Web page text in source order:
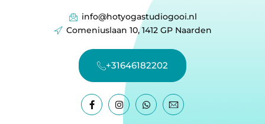
info@hotyogastudiogooi.nl
Comeniuslaan 10, 1412 GP Naarden
+31646182202